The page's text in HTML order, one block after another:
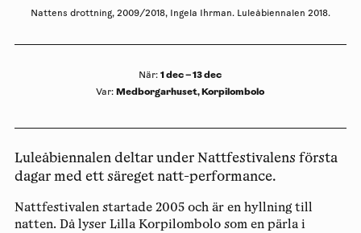
Nattens drottning, 2009/2018, Ingela Ihrman. Luleåbiennalen 2018.
När:1 dec – 13 dec
Var:Medborgarhuset, Korpilombolo
Luleåbiennalen deltar under Nattfestivalens första
dagar med ett säreget natt-performance.
Nattfestivalen startade 2005 och är en hyllning till
natten. Då lyser Lilla Korpilombolo som en pärla i